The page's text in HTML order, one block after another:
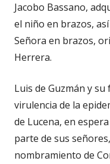
Jacobo Bassano,
el niño en brazos,
Señora en brazos,
Herrera.
Luis de Guzmán y
virulencia de la
de Lucena, en
parte de sus
nombramiento de